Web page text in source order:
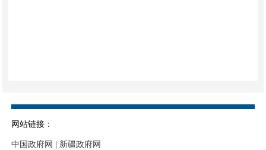
网站链接：
中国政府网 新疆政府网